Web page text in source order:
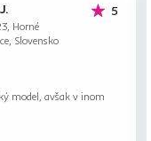
Horné
Slovensko
5
model, avšak v inom